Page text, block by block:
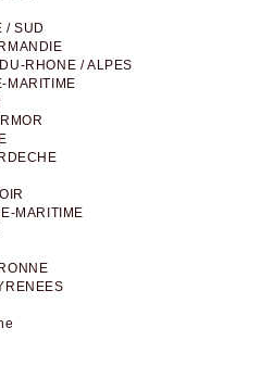
/ SUD
RHONE / ALPES
MARITIME
MARITIME